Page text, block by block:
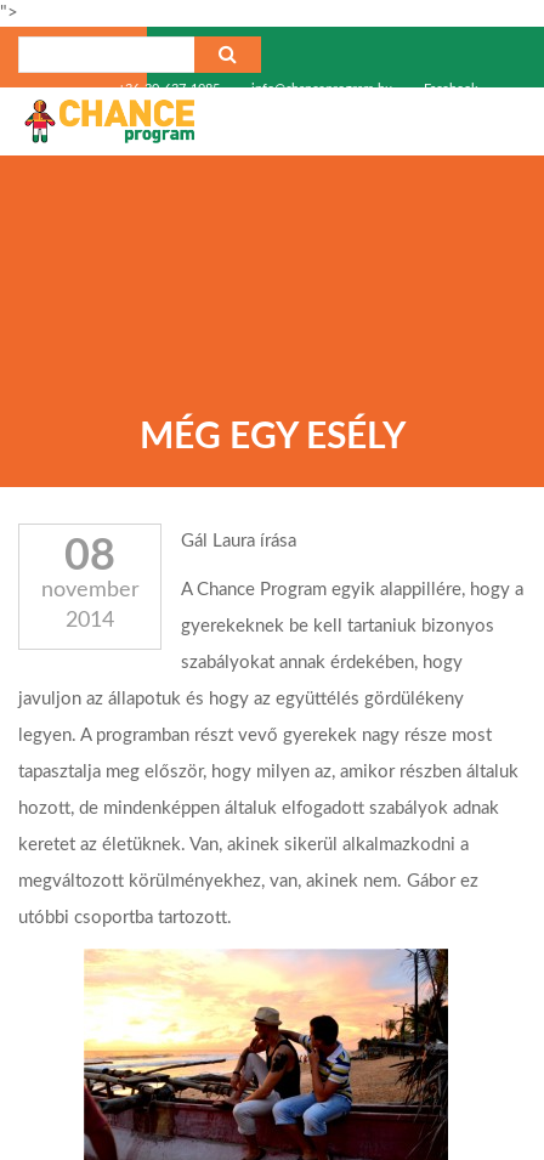
">
+36-30-637-1985 info@chanceprogram.hu Facebook
MÉG EGY ESÉLY
08
november
2014
Gál Laura írása
A Chance Program egyik alappillére, hogy a
gyerekeknek be kell tartaniuk bizonyos
szabályokat annak érdekében, hogy
javuljon az állapotuk és hogy az együttélés gördülékeny
legyen. A programban részt vevő gyerekek nagy része most
tapasztalja meg először, hogy milyen az, amikor részben általuk
hozott, de mindenképpen általuk elfogadott szabályok adnak
keretet az életüknek. Van, akinek sikerül alkalmazkodni a
megváltozott körülményekhez, van, akinek nem. Gábor ez
utóbbi csoportba tartozott.